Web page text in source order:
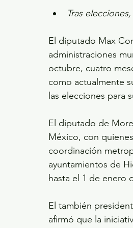
Tras
El diputado Max
administraciones
octubre, cuatro
como actualmente
las elecciones para
El diputado de
México, con
coordinación
ayuntamientos de
hasta el 1 de enero
El también
afirmó que la